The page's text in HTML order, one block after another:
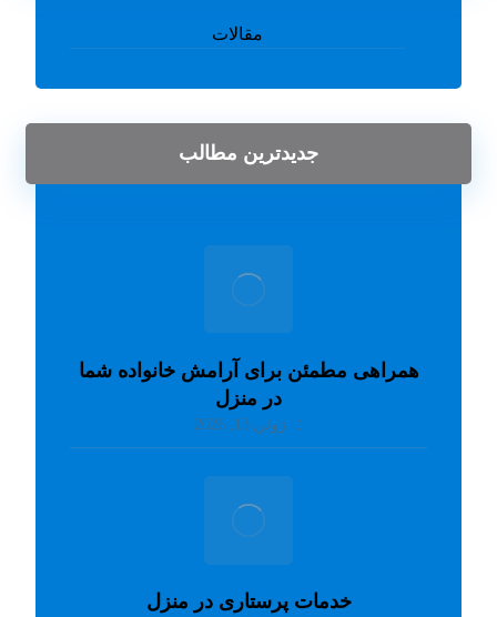
مقالات
جدیدترین مطالب
همراهی مطمئن برای آرامش خانواده شما
در منزل
ژوئن 13, 2026
خدمات پرستاری در منزل